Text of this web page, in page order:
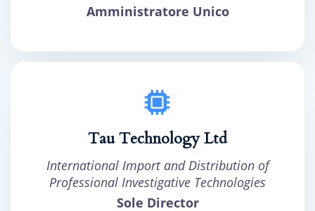
Amministratore Unico
Tau Technology Ltd
International Import and Distribution of
Professional Investigative Technologies
Sole Director